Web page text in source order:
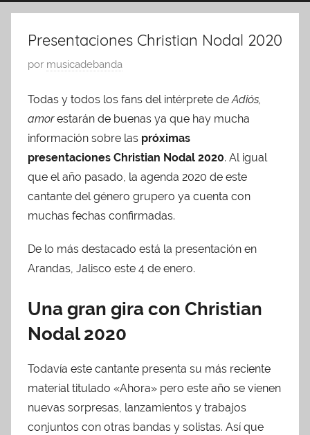
Presentaciones Christian Nodal 2020
P
b
l
i
c
a
n
e
r
o
2
0
2
por musicadebanda
Todas y todos los fans del intérprete deAdiós,
amorestarán de buenas ya que hay mucha
información sobre las próximas
presentaciones Christian Nodal 2020. Al igual
que el año pasado, la agenda 2020 de este
cantante del género grupero ya cuenta con
muchas fechas confirmadas.
De lo más destacado está la presentación en
Arandas, Jalisco este 4 de enero.
Una gran gira con Christian
Nodal 2020
Todavía este cantante presenta su más reciente
material titulado «Ahora» pero este año se vienen
nuevas sorpresas, lanzamientos y trabajos
conjuntos con otras bandas y solistas. Así que